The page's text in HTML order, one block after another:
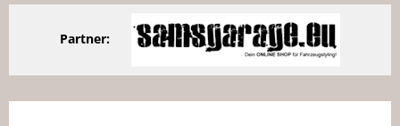
Partner: